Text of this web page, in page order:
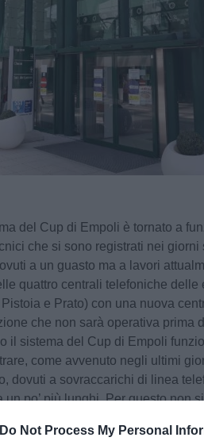
Do Not Process My Personal
del Cup di Empoli è tornato a
che si sono registrati nei giorni
a un guasto ma a lavori
quattro centrali telefoniche delle
e Prato) con una nuova
che non sarà operativa prima
il sistema del Cup di Empoli
come avvenuto negli ultimi
dovuti a sovraccarichi di linea
po’ più lunghi. Per questo non
anche nei prossimi
nuove interruzioni, l’Azienda